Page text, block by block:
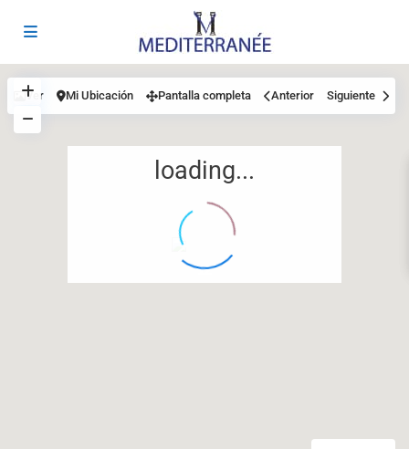
12
loading...
Ver Mi Ubicación Pantalla completa Anterior Siguiente